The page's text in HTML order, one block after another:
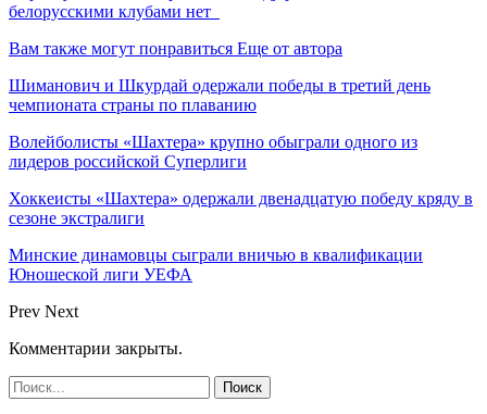
белорусскими клубами нет
Вам также могут понравиться Еще от автора
Шиманович и Шкурдай одержали победы в третий день
чемпионата страны по плаванию
Волейболисты «Шахтера» крупно обыграли одного из
лидеров российской Суперлиги
Хоккеисты «Шахтера» одержали двенадцатую победу кряду в
сезоне экстралиги
Минские динамовцы сыграли вничью в квалификации
Юношеской лиги УЕФА
Prev Next
Комментарии закрыты.